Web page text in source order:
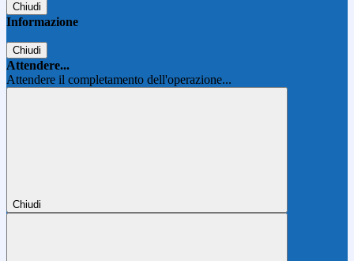
Chiudi
Informazione
Chiudi
Attendere...
Attendere il completamento dell'operazione...
Chiudi